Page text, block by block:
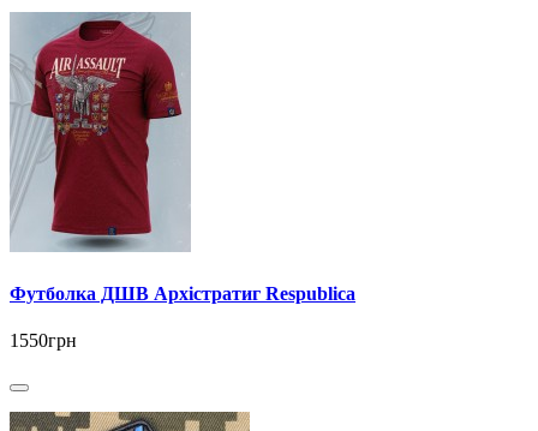
Футболка ДШВ Архістратиг Respublica
1550грн